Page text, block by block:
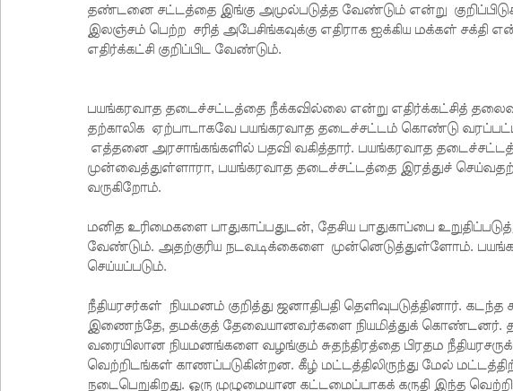
தண்டனை சட்டத்தை இங்கு அமுல்படுத்த வேண்டும் என்று
இலஞ்சம் பெற்ற சரித் அபேசிங்கவுக்கு எதிராக ஐக்கிய மக்கள்
எதிர்க்கட்சி குறிப்பிட வேண்டும்.
பயங்கரவாத தடைச்சட்டத்தை நீக்கவில்லை என்று எதிர்க்கட்சித்
தற்காலிக ஏற்பாடாகவே பயங்கரவாத தடைச்சட்டம் கொண்டு
எத்தனை அரசாங்கங்களில் பதவி வகித்தார். பயங்கரவாத
முன்வைத்துள்ளாரா, பயங்கரவாத தடைச்சட்டத்தை இரத்துச்
வருகிறோம்.
மனித உரிமைகளை பாதுகாப்பதுடன், தேசிய பாதுகாப்பை
வேண்டும். அதற்குரிய நடவடிக்கைளை முன்னெடுத்துள்ளோம்.
செய்யப்படும்.
நீதியரசர்கள் நியமனம் குறித்து ஜனாதிபதி தெளிவுபடுத்தினார்.
இணைந்தே, தமக்குத் தேவையானவர்களை நியமித்துக் கொண்டனர்.
வரையிலான நியமனங்களை வழங்கும் சுதந்திரத்தை பிரதம
வெற்றிடங்கள் காணப்படுகின்றன. கீழ் மட்டத்திலிருந்து மேல்
நடைபெறுகிறது. ஒரு முழுமையான கட்டமைப்பாகக் கருதி இந்த